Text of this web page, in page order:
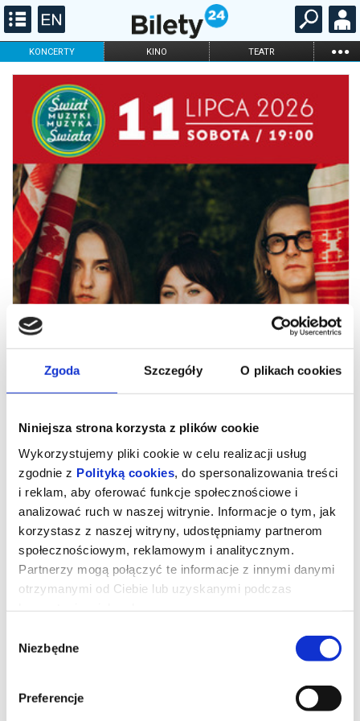
Zgoda Szczegóły O plikach cookies
Niniejsza strona korzysta z plików cookie
Wykorzystujemy pliki cookie w celu realizacji usług
zgodnie z Polityką cookies , do spersonalizowania treści
i reklam, aby oferować funkcje społecznościowe i
analizować ruch w naszej witrynie. Informacje o tym, jak
korzystasz z naszej witryny, udostępniamy partnerom
społecznościowym, reklamowym i analitycznym.
Partnerzy mogą połączyć te informacje z innymi danymi
otrzymanymi od Ciebie lub uzyskanymi podczas
zgody
Niezbędne
Preferencje
KONCERTY KINO TEATR ...
FILHARMONIA OPERA I BALET
DLA DZIECI
ONLINE KARNETY
VIDANA
Koncert w ramach 12 Festiwalu Świat Muzyki Muzyka Świata
To elektro-folkowy projekt ze stolicy. Singiel „Co dwie głowy to nie
jedna” już hula w sieci, a towarzyszący mu teledysk tylko podkręca
porwał publiczność od pierwszego bitu. Za Vidaną stoją Vidana
Blonska (charyzmatyczny wokal i instrumenty), Denis Shvets,
który jako „mózg operacyjny” spina całość brzmieniowo i